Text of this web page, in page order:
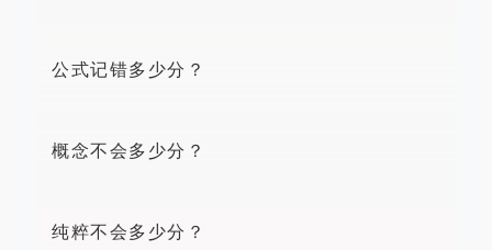
公式记错多少分？
概念不会多少分？
纯粹不会多少分？